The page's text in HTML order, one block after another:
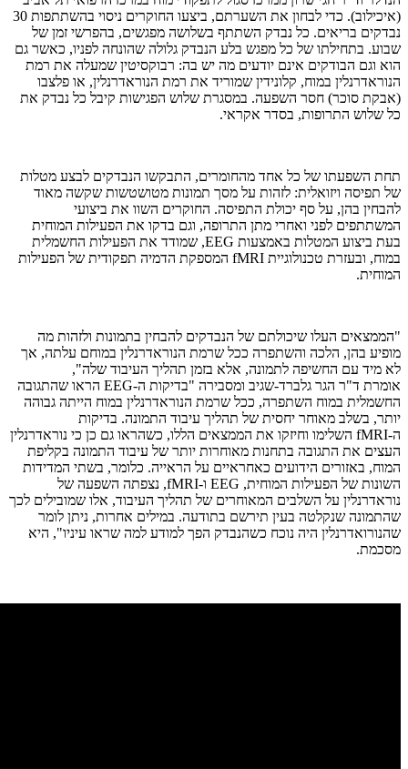
(איכילוב). כדי לבחון את השערתם, ביצעו החוקרים ניסוי בהשתתפות 30
נבדקים בריאים. כל נבדק השתתף בשלושה מפגשים, בהפרשי זמן של
שבוע. בתחילתו של כל מפגש בלע הנבדק גלולה שהונחה לפניו, כאשר גם
הוא וגם הבודקים אינם יודעים מה יש בה: רבוקסיטין שמעלה את רמת
הנוראדרנלין במוח, קלונידין שמוריד את רמת הנוראדרנלין, או פלצבו
(אבקת סוכר) חסר השפעה. במסגרת שלוש הפגישות קיבל כל נבדק את
כל שלוש התרופות, בסדר אקראי.
תחת השפעתו של כל אחד מהחומרים, התבקשו הנבדקים לבצע מטלות
של תפיסה ויזואלית: לזהות על מסך תמונות מטושטשות שקשה מאוד
להבחין בהן, על סף יכולת התפיסה. החוקרים השוו את ביצועי
המשתתפים לפני ואחרי מתן התרופה, וגם בדקו את הפעילות המוחית
בעת ביצוע המטלות באמצעות EEG, שמודד את הפעילות החשמלית
במוח, ובעזרת טכנולוגיית fMRI המספקת הדמיה תפקודית של הפעילות
המוחית.
"הממצאים העלו שיכולתם של הנבדקים להבחין בתמונות ולזהות מה
מופיע בהן, הלכה והשתפרה ככל שרמת הנוראדרנלין במוחם עלתה, אך
לא מיד עם החשיפה לתמונה, אלא בזמן תהליך העיבוד שלה",
אומרת ד"ר הגר גלברד-שגיב ומסבירה "בדיקות ה-EEG הראו שהתגובה
החשמלית במוח השתפרה, ככל שרמת הנוראדרנלין במוח הייתה גבוהה
יותר, בשלב מאוחר יחסית של תהליך עיבוד התמונה. בדיקות
ה-fMRI השלימו וחיזקו את הממצאים הללו, כשהראו גם כן כי נוראדרנלין
העצים את התגובה בתחנות מאוחרות יותר של עיבוד התמונה בקליפת
המוח, באזורים הידועים כאחראיים על הראייה. כלומר, בשתי המדידות
השונות של הפעילות המוחית, EEG ו-fMRI, נצפתה השפעה של
נוראדרנלין על השלבים המאוחרים של תהליך העיבוד, אלו שמובילים לכך
שהתמונה שנקלטה בעין תירשם בתודעה. במילים אחרות, ניתן לומר
שהנורואדרנלין היה נוכח כשהנבדק הפך למודע למה שראו עיניו", היא
מסכמת.